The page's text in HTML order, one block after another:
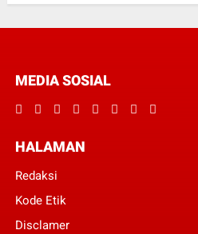
MEDIA SOSIAL
HALAMAN
Redaksi
Kode Etik
Disclamer